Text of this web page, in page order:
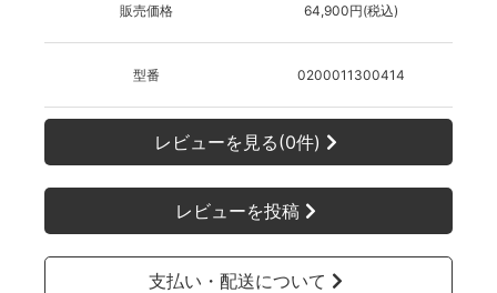
販売価格 64,900円(税込)
型番 0200011300414
レビューを見る(0件)
レビューを投稿
支払い・配送について